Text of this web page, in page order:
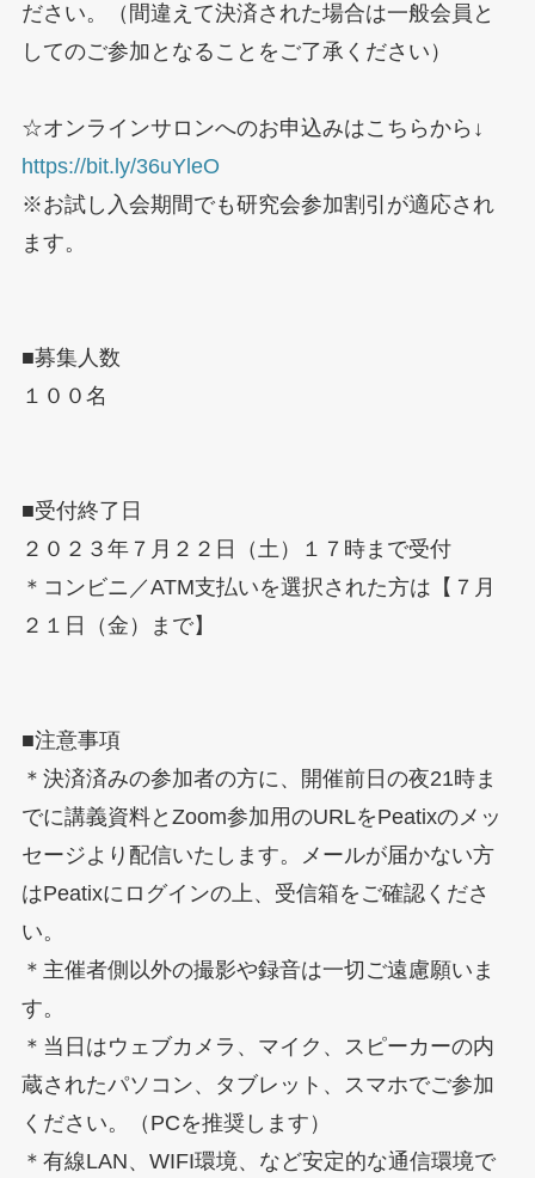
ださい。（間違えて決済された場合は一般会員と
してのご参加となることをご了承ください）
☆オンラインサロンへのお申込みはこちらから↓
https://bit.ly/36uYleO
※お試し入会期間でも研究会参加割引が適応され
ます。
■募集人数
１００名
■受付終了日
２０２３年７月２２日（土）１７時まで受付
＊コンビニ／ATM支払いを選択された方は【７月
２１日（金）まで】
■注意事項
＊決済済みの参加者の方に、開催前日の夜21時ま
でに講義資料とZoom参加用のURLをPeatixのメッ
セージより配信いたします。メールが届かない方
はPeatixにログインの上、受信箱をご確認くださ
い。
＊主催者側以外の撮影や録音は一切ご遠慮願いま
す。
＊当日はウェブカメラ、マイク、スピーカーの内
蔵されたパソコン、タブレット、スマホでご参加
ください。（PCを推奨します）
＊有線LAN、WIFI環境、など安定的な通信環境で